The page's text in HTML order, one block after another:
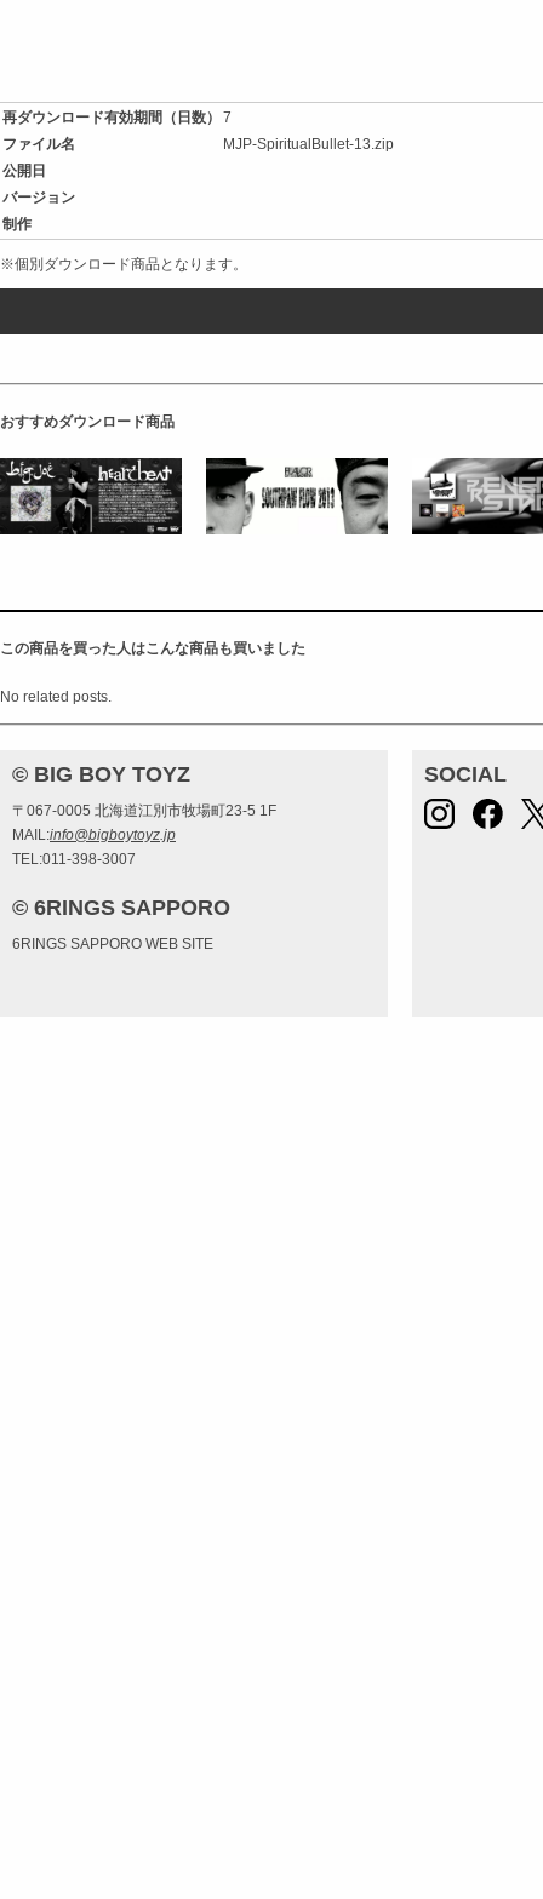
再ダウンロード有効期間（日数）
7
ファイル名
MJP-SpiritualBullet-13.zip
公開日
バージョン
制作
※個別ダウンロード商品となります。
おすすめダウンロード商品
この商品を買った人はこんな商品も買いました
No related posts.
© BIG BOY TOYZ
〒067-0005 北海道江別市牧場町23-5 1F
MAIL:info@bigboytoyz.jp
TEL:011-398-3007
© 6RINGS SAPPORO
6RINGS SAPPORO WEB SITE
SOCIAL